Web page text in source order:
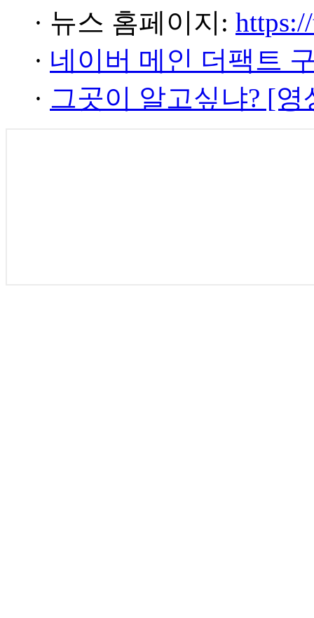
· 뉴스 홈페이지:
· 네이버 메인 더팩트
· 그곳이 알고싶냐? [